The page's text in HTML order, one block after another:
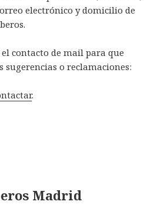
electrónico y domicilio de
contacto de mail para que
sugerencias o reclamaciones:
.
Madrid